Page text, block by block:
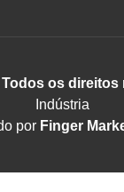
os direitos
Indústria
por Finger